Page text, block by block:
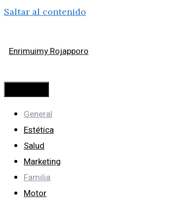
Saltar al contenido
Enrimuimy Rojapporo
General
Estética
Salud
Marketing
Familia
Motor